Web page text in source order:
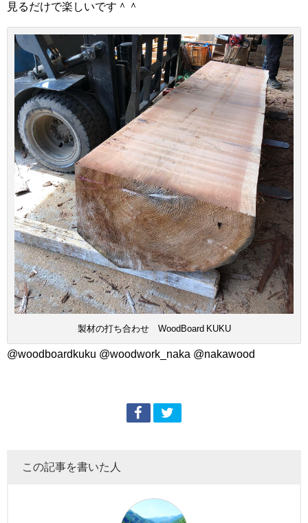
見るだけで楽しいです＾＾
製材の打ち合わせ WoodBoard KUKU
@woodboardkuku @woodwork_naka @nakawood
この記事を書いた人